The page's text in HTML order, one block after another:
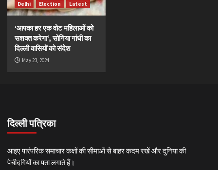
Delhi Election Latest
‘आपका हर एक वोट महिलाओं को
सशक्त करेगा’, सोनिया गांधी का
दिल्ली वासियों को संदेश
May 23, 2024
दिल्ली पत्रिका
आइए पारंपरिक समाचार कक्षों की सीमाओं से बाहर कदम रखें और दुनिया की
पेचीदगियों का पता लगाते हैं।